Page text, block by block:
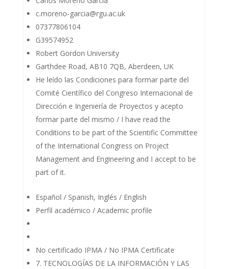
c.moreno-garcia@rgu.ac.uk
07377806104
G39574952
Robert Gordon University
Garthdee Road, AB10 7QB, Aberdeen, UK
He leído las Condiciones para formar parte del
Comité Científico del Congreso Internacional de
Dirección e Ingeniería de Proyectos y acepto
formar parte del mismo / I have read the
Conditions to be part of the Scientific Committee
of the International Congress on Project
Management and Engineering and I accept to be
part of it.
Español / Spanish, Inglés / English
Perfil académico / Academic profile
No certificado IPMA / No IPMA Certificate
7. TECNOLOGÍAS DE LA INFORMACIÓN Y LAS